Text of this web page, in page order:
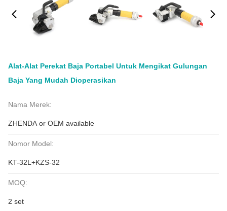
Alat-Alat Perekat Baja Portabel Untuk Mengikat Gulungan
Baja Yang Mudah Dioperasikan
Nama Merek:
ZHENDA or OEM available
Nomor Model:
KT-32L+KZS-32
MOQ:
2 set